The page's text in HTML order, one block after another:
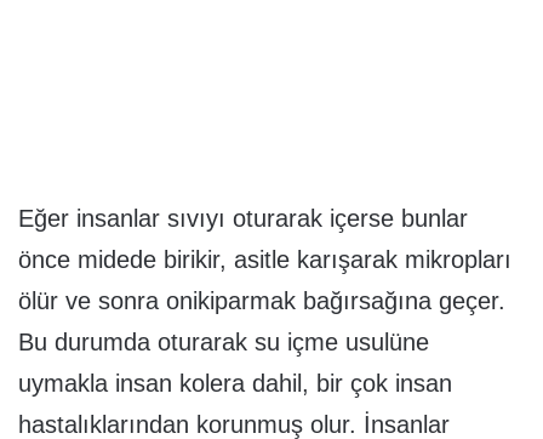
Eğer insanlar sıvıyı oturarak içerse bunlar
önce midede birikir, asitle karışarak mikropları
ölür ve sonra onikiparmak bağırsağına geçer.
Bu durumda oturarak su içme usulüne
uymakla insan kolera dahil, bir çok insan
hastalıklarından korunmuş olur. İnsanlar